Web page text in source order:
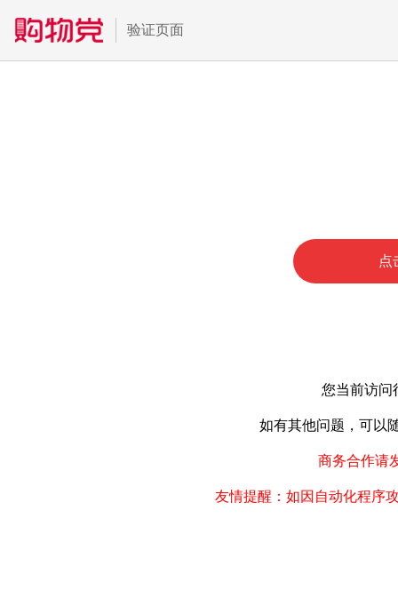
验证页面
点
您当前访问
如有其他问题，可以
商务合作请
友情提醒：如因自动化程序